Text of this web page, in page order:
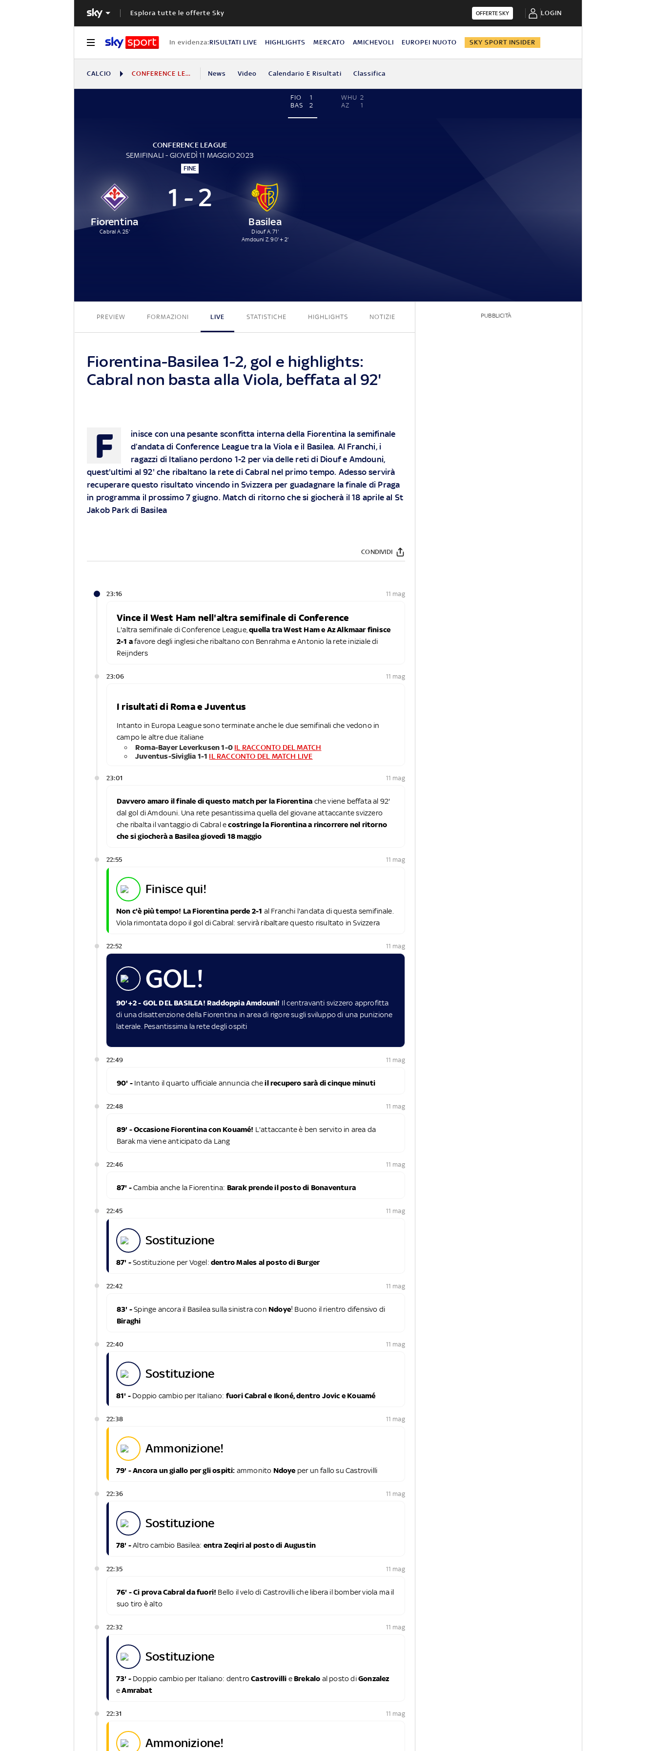
Esplora tutte le offerte Sky OFFERTE SKY LOGIN
In evidenza:RISULTATI LIVE HIGHLIGHTS MERCATO AMICHEVOLI EUROPEI NUOTO SKY SPORT INSIDER
CALCIO CONFERENCE LEAGUE News Video Calendario E Risultati Classifica
FIO
1
BAS
2
WHU 2
AZ
1
CONFERENCE LEAGUE
SEMIFINALI - GIOVEDÌ 11 MAGGIO 2023
FINE
Fiorentina
Cabral A. 25'
1 - 2
Basilea
Diouf A. 71'
Amdouni Z. 90' + 2'
PREVIEW FORMAZIONI LIVE STATISTICHE HIGHLIGHTS NOTIZIE
Fiorentina-Basilea 1-2, gol e highlights:
Cabral non basta alla Viola, beffata al 92'
F
inisce con una pesante sconfitta interna della Fiorentina la semifinale
d’andata di Conference League tra la Viola e il Basilea. Al Franchi, i
ragazzi di Italiano perdono 1-2 per via delle reti di Diouf e Amdouni,
quest'ultimi al 92' che ribaltano la rete di Cabral nel primo tempo. Adesso servirà
recuperare questo risultato vincendo in Svizzera per guadagnare la finale di Praga
in programma il prossimo 7 giugno. Match di ritorno che si giocherà il 18 aprile al St
Jakob Park di Basilea
CONDIVIDI
23:16 11 mag
Vince il West Ham nell'altra semifinale di Conference
L'altra semifinale di Conference League,quella tra West Ham e Az Alkmaar finisce
2-1 afavore degli inglesi che ribaltano con Benrahma e Antonio la rete iniziale di
Reijnders
23:06 11 mag
I risultati di Roma e Juventus
Intanto in Europa League sono terminate anche le due semifinali che vedono in
campo le altre due italiane
Roma-Bayer Leverkusen 1-0 IL RACCONTO DEL MATCH
Juventus-Siviglia 1-1 IL RACCONTO DEL MATCH LIVE
23:01 11 mag
Davvero amaro il finale di questo match per la Fiorentina che viene beffata al 92'
dal gol di Amdouni. Una rete pesantissima quella del giovane attaccante svizzero
che ribalta il vantaggio di Cabral ecostringe la Fiorentina a rincorrere nel ritorno
che si giocherà a Basilea giovedì 18 maggio
22:55 11 mag
finisce qui!
Non c'è più tempo! La Fiorentina perde 2-1 al Franchi l'andata di questa semifinale.
Viola rimontata dopo il gol di Cabral: servirà ribaltare questo risultato in Svizzera
22:52 11 mag
GOL!
90'+2 - GOL DEL BASILEA! Raddoppia Amdouni! Il centravanti svizzero approfitta
di una disattenzione della Fiorentina in area di rigore sugli sviluppo di una punizione
laterale. Pesantissima la rete degli ospiti
22:49 11 mag
90' - Intanto il quarto ufficiale annuncia cheil recupero sarà di cinque minuti
22:48 11 mag
89' - Occasione Fiorentina con Kouamé! L'attaccante è ben servito in area da
Barak ma viene anticipato da Lang
22:46 11 mag
87' -Cambia anche la Fiorentina: Barak prende il posto di Bonaventura
22:45 11 mag
sostituzione
87' -Sostituzione per Vogel:dentro Males al posto di Burger
22:42 11 mag
83' -Spinge ancora il Basilea sulla sinistra con Ndoye! Buono il rientro difensivo di
Biraghi
22:40 11 mag
sostituzione
81' - Doppio cambio per Italiano: fuori Cabral e Ikoné, dentro Jovic e Kouamé
22:38 11 mag
ammonizione!
79' - Ancora un giallo per gli ospiti: ammonito Ndoye per un fallo su Castrovilli
22:36 11 mag
sostituzione
78' -Altro cambio Basilea: entra Zeqiri al posto di Augustin
22:35 11 mag
76' - Ci prova Cabral da fuori! Bello il velo di Castrovilli che libera il bomber viola ma il
suo tiro è alto
22:32 11 mag
sostituzione
73' - Doppio cambio per Italiano: dentroCastrovilli e Brekalo al posto diGonzalez
eAmrabat
22:31 11 mag
ammonizione!
PUBBLICITÀ